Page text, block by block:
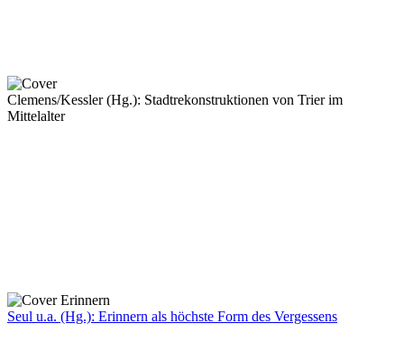
Clemens/Kessler (Hg.): Stadtrekonstruktionen von Trier im
Mittelalter
Seul u.a. (Hg.): Erinnern als höchste Form des Vergessens